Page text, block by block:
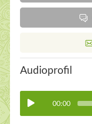
Audioprofil
00:00